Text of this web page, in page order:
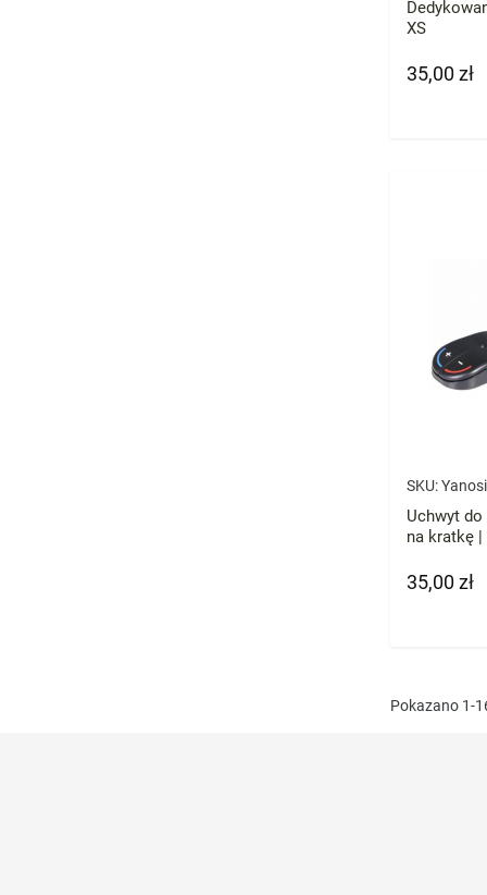
XS
Cena
35,00 zł
SKU:
Uchwyt
na kratkę |
Cena
35,00 zł
Pokazano 1-